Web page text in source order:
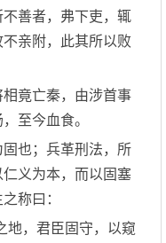
善者，弗下吏，辄
亲附，此其所以败
竟亡秦，由涉首事
至今血食。
也；兵革刑法，所
义为本，而以固塞
称曰：
，君臣固守，以窥